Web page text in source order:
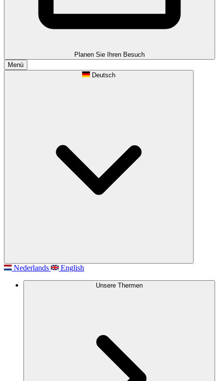
Planen Sie Ihren Besuch
Menü
Deutsch
Nederlands English
Unsere Thermen